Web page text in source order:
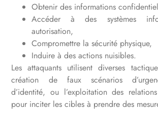
Obtenir des informations
Accéder à des systèmes
autorisation,
Compromettre la sécurité physique,
Induire à des actions nuisibles.
Les attaquants utilisent diverses
création de faux scénarios
d’identité, ou l’exploitation des
pour inciter les cibles à prendre des